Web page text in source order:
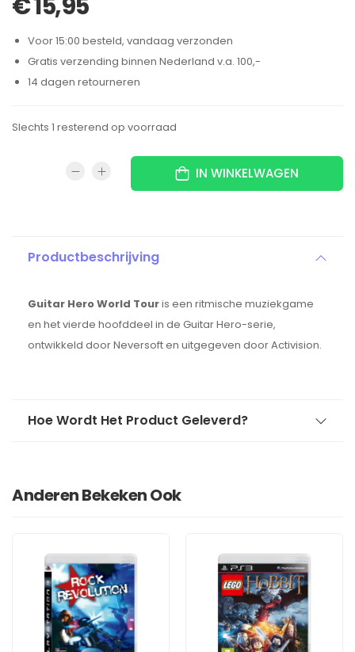
Voor 15:00 besteld, vandaag verzonden
Gratis verzending binnen Nederland v.a. 100,-
14 dagen retourneren
Slechts 1 resterend op voorraad
IN WINKELWAGEN
Productbeschrijving
Guitar Hero World Touris een ritmische muziekgame
en het vierde hoofddeel in de Guitar Hero-serie,
ontwikkeld door Neversoft en uitgegeven door Activision.
Hoe Wordt Het Product Geleverd?
Anderen Bekeken Ook